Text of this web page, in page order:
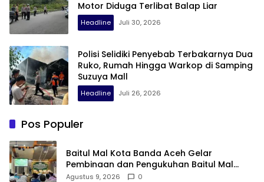
Motor Diduga Terlibat Balap Liar
Headline Juli 30, 2026
Polisi Selidiki Penyebab Terbakarnya Dua
Ruko, Rumah Hingga Warkop di Samping
Suzuya Mall
Headline Juli 26, 2026
Pos Populer
Baitul Mal Kota Banda Aceh Gelar
Pembinaan dan Pengukuhan Baitul Mal
Gampong
Agustus 9, 2026 0